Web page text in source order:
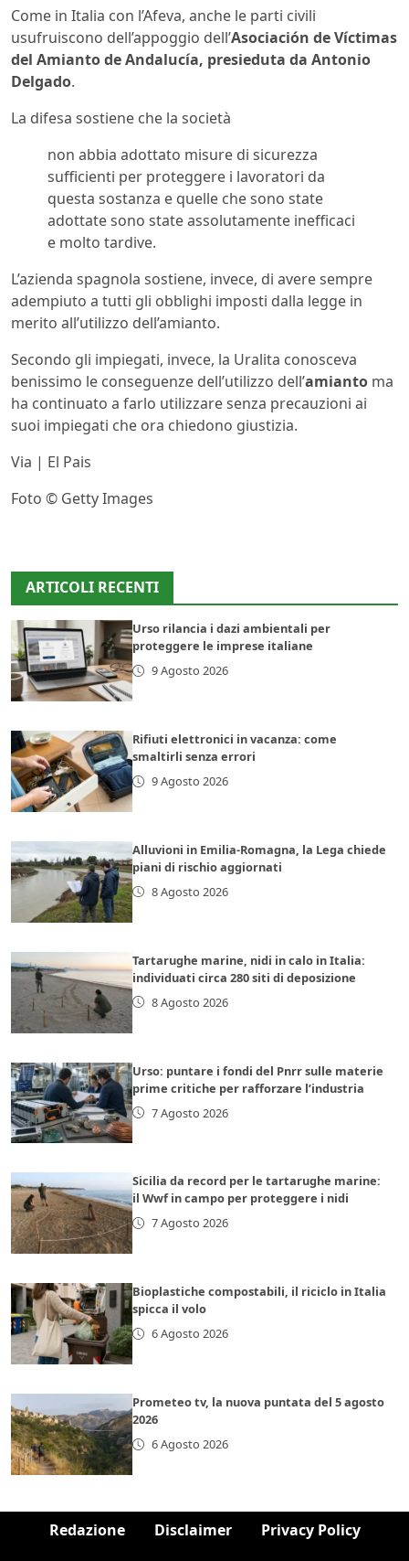
Come in Italia con l’Afeva, anche le parti civili
usufruiscono dell’appoggio dell’Asociación de Víctimas
del Amianto de Andalucía, presieduta da Antonio
Delgado.
La difesa sostiene che la società
non abbia adottato misure di sicurezza
sufficienti per proteggere i lavoratori da
questa sostanza e quelle che sono state
adottate sono state assolutamente inefficaci
e molto tardive.
L’azienda spagnola sostiene, invece, di avere sempre
adempiuto a tutti gli obblighi imposti dalla legge in
merito all’utilizzo dell’amianto.
Secondo gli impiegati, invece, la Uralita conosceva
benissimo le conseguenze dell’utilizzo dell’amianto ma
ha continuato a farlo utilizzare senza precauzioni ai
suoi impiegati che ora chiedono giustizia.
Via | El Pais
Foto © Getty Images
ARTICOLI RECENTI
Urso rilancia i dazi ambientali per
proteggere le imprese italiane
9 Agosto 2026
Rifiuti elettronici in vacanza: come
smaltirli senza errori
9 Agosto 2026
Alluvioni in Emilia-Romagna, la Lega chiede
piani di rischio aggiornati
8 Agosto 2026
Tartarughe marine, nidi in calo in Italia:
individuati circa 280 siti di deposizione
8 Agosto 2026
Urso: puntare i fondi del Pnrr sulle materie
prime critiche per rafforzare l’industria
7 Agosto 2026
Sicilia da record per le tartarughe marine:
il Wwf in campo per proteggere i nidi
7 Agosto 2026
Bioplastiche compostabili, il riciclo in Italia
spicca il volo
6 Agosto 2026
Prometeo tv, la nuova puntata del 5 agosto
2026
6 Agosto 2026
Redazione Disclaimer Privacy Policy